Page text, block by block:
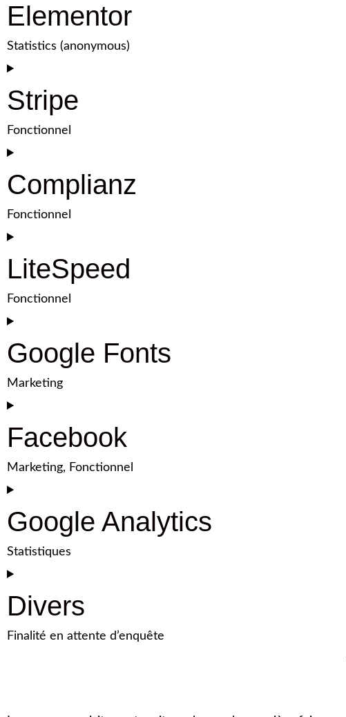
Elementor
Statistics (anonymous)
Stripe
Fonctionnel
Complianz
Fonctionnel
LiteSpeed
Fonctionnel
Google Fonts
Marketing
Facebook
Marketing, Fonctionnel
Google Analytics
Statistiques
Divers
Finalité en attente d’enquête